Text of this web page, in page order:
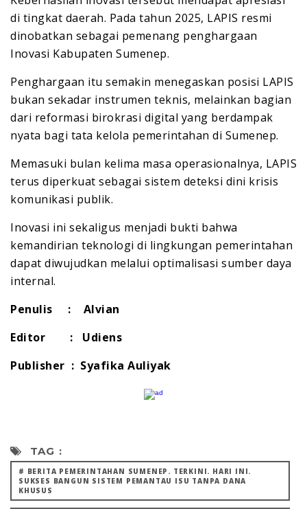
di tingkat daerah. Pada tahun 2025, LAPIS resmi
dinobatkan sebagai pemenang penghargaan
Inovasi Kabupaten Sumenep.
Penghargaan itu semakin menegaskan posisi LAPIS
bukan sekadar instrumen teknis, melainkan bagian
dari reformasi birokrasi digital yang berdampak
nyata bagi tata kelola pemerintahan di Sumenep.
Memasuki bulan kelima masa operasionalnya, LAPIS
terus diperkuat sebagai sistem deteksi dini krisis
komunikasi publik.
Inovasi ini sekaligus menjadi bukti bahwa
kemandirian teknologi di lingkungan pemerintahan
dapat diwujudkan melalui optimalisasi sumber daya
internal.
Penulis : Alvian
Editor : Udiens
Publisher : Syafika Auliyak
TAG :
# BERITA PEMERINTAHAN SUMENEP. TERKINI. HARI INI.
SUKSES BANGUN SISTEM PEMANTAU ISU TANPA DANA
KHUSUS